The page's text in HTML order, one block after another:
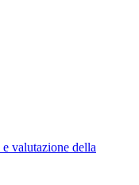
valutazione della